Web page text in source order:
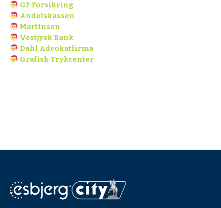
GF Forsikring
Andelskassen
Martinsen
Vestjysk Bank
Dahl Advokatfirma
Grafisk Trykcenter